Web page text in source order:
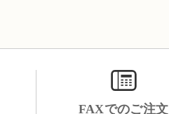
FAXでのご注文